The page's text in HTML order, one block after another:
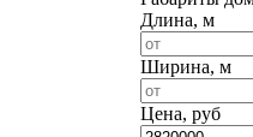
Длина, м
Ширина, м
Цена, руб